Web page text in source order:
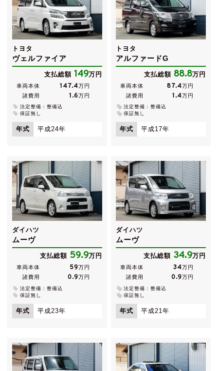
トヨタ
ヴェルファイア
支払総額 149万円
車両本体 147.4万円
諸費用
1.6万円
法定整備：整備込
保証無し
年式 平成24年
トヨタ
アルファードG
支払総額 88.8万円
車両本体 87.4万円
諸費用
1.4万円
法定整備：整備込
保証無し
年式 平成17年
ダイハツ
ムーヴ
支払総額 59.9万円
車両本体 59万円
諸費用
0.9万円
法定整備：整備込
保証無し
年式 平成23年
ダイハツ
ムーヴ
支払総額 34.9万円
車両本体 34万円
諸費用
0.9万円
法定整備：整備込
保証無し
年式 平成21年